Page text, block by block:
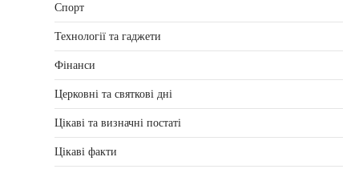
Спорт
Технології та гаджети
Фінанси
Церковні та святкові дні
Цікаві та визначні постаті
Цікаві факти